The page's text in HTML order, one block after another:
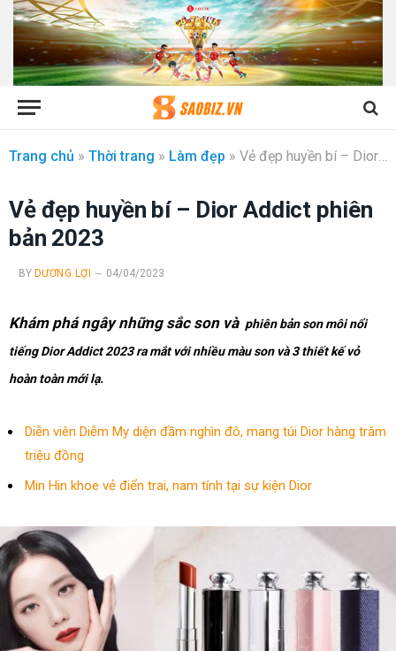
Trang chủ » Thời trang » Làm đẹp » Vẻ đẹp huyền bí – Dior Addict phiên bản 2023
Vẻ đẹp huyền bí – Dior Addict phiên
bản 2023
BY DƯƠNG LỢI 04/04/2023
Khám phá ngây những sắc son và phiên bản son môi nổi
tiếng Dior Addict 2023 ra mắt với nhiều màu son và 3 thiết kế vỏ
hoàn toàn mới lạ.
Diễn viên Diễm My diện đầm nghìn đô, mang túi Dior hàng trăm
triệu đồng
Min Hin khoe vẻ điển trai, nam tính tại sự kiện Dior